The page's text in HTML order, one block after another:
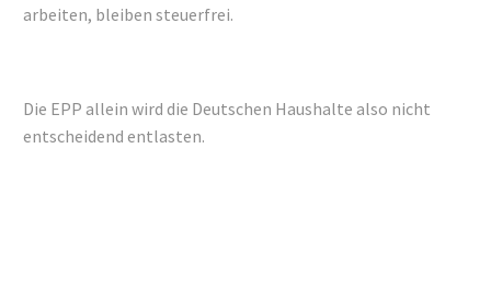
arbeiten, bleiben steuerfrei.
Die EPP allein wird die Deutschen Haushalte also nicht
entscheidend entlasten.